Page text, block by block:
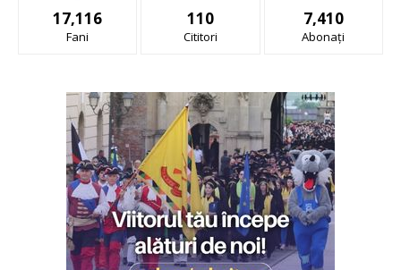
17,116
Fani
110
Cititori
7,410
Abonați